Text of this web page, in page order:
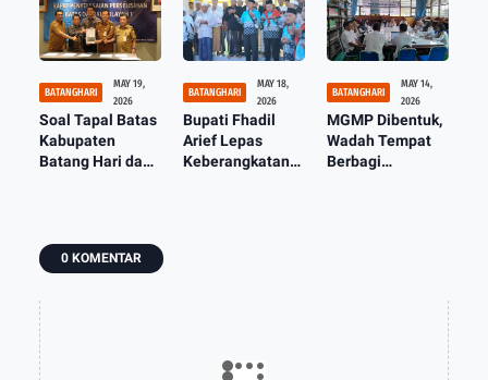
Ditemukan
Dalam Keadaan
tak Bernyawa
BATANGHARI
MAY 19,
2026
Soal Tapal Batas
Kabupaten
Batang Hari dan
BATANGHARI
MAY 18,
2026
Bupati Fhadil
Arief Lepas
Keberangkatan
BATANGHARI
MAY 14,
2026
MGMP Dibentuk,
Wadah Tempat
Berbagi
0 KOMENTAR